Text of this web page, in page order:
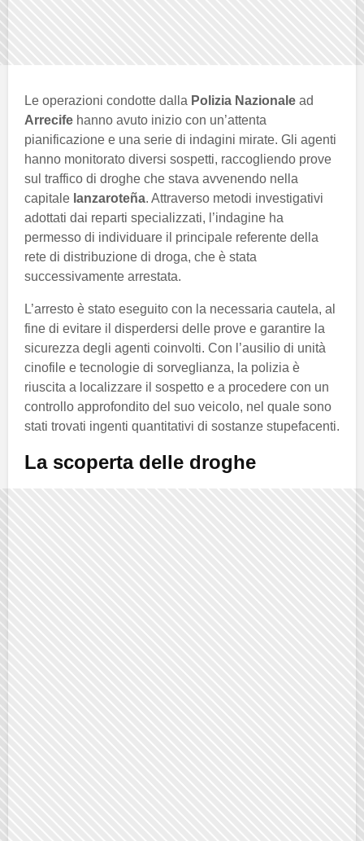
Le operazioni condotte dalla Polizia Nazionale ad
Arrecife hanno avuto inizio con un’attenta
pianificazione e una serie di indagini mirate. Gli agenti
hanno monitorato diversi sospetti, raccogliendo prove
sul traffico di droghe che stava avvenendo nella
capitale lanzaroteña. Attraverso metodi investigativi
adottati dai reparti specializzati, l’indagine ha
permesso di individuare il principale referente della
rete di distribuzione di droga, che è stata
successivamente arrestata.
L’arresto è stato eseguito con la necessaria cautela, al
fine di evitare il disperdersi delle prove e garantire la
sicurezza degli agenti coinvolti. Con l’ausilio di unità
cinofile e tecnologie di sorveglianza, la polizia è
riuscita a localizzare il sospetto e a procedere con un
controllo approfondito del suo veicolo, nel quale sono
stati trovati ingenti quantitativi di sostanze stupefacenti.
La scoperta delle droghe